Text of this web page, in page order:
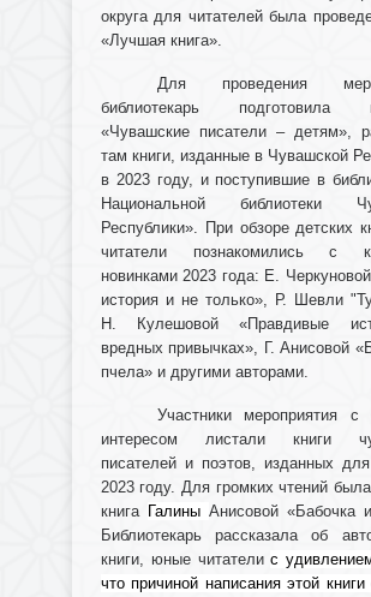
округадля читателей была
«Лучшая книга».
Для проведения
библиотекарь подготовила
«Чувашские писатели – детям»,
там книги, изданные в Чувашской
в 2023 году, и поступившие в
Национальной библиотеки
Республики». При обзоре детских
читатели познакомились с
новинками 2023 года: Е.
история и не только», Р. Шевли
Н. Кулешовой «Правдивые
вредных привычках», Г. Анисовой
пчела» и другими авторами.
Участники мероприятия с
интересом листали книги
писателей и поэтов, изданных
2023 году. Для громких чтений
книга Галины Анисовой «Бабочка
Библиотекарь рассказала об
книги, юные читателис
что причиной написания этой книги